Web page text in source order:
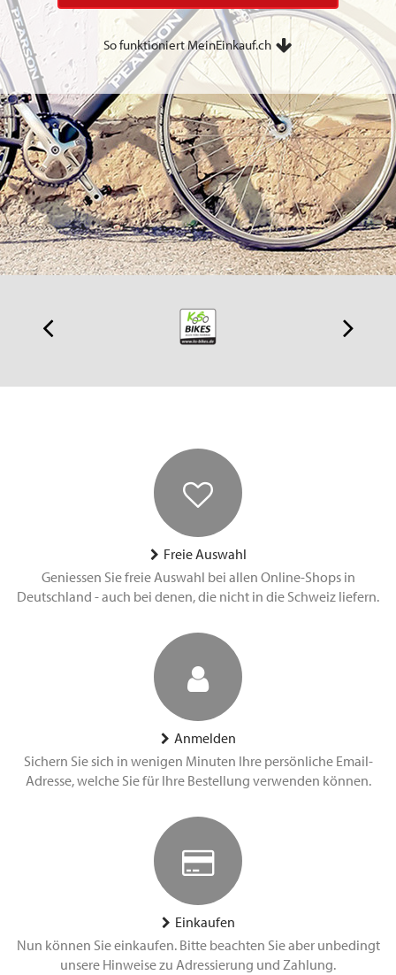
So funktioniert MeinEinkauf.ch
Freie Auswahl
Geniessen Sie freie Auswahl bei allen Online-Shops in
Deutschland - auch bei denen, die nicht in die Schweiz liefern.
Anmelden
Sichern Sie sich in wenigen Minuten Ihre persönliche Email-
Adresse, welche Sie für Ihre Bestellung verwenden können.
Einkaufen
Nun können Sie einkaufen. Bitte beachten Sie aber unbedingt
unsere Hinweise zu Adressierung und Zahlung.